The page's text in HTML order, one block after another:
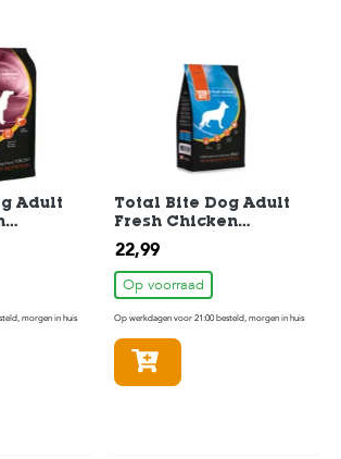
Adult
kg
morgen in huis
Total Bite Dog Adult
Fresh Chicken
Hondenvoer 2 kg
22,99
Op voorraad
Op werkdagen voor 21:00 besteld, morgen in huis